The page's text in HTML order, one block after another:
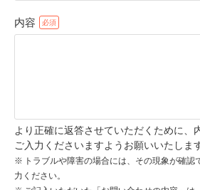
内容
より正確に返答させていただくために、
ご入力くださいますようお願いいたしま
トラブルや障害の場合には、その現象が確認
力ください。